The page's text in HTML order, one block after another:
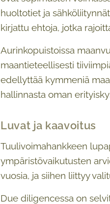
huoltotiet ja
kirjattu ehtoja, jotka
Aurinkopuistoissa
maantieteellisesti
edellyttää kymmeniä
hallinnasta oman
Luvat ja kaavoitus
Tuulivoimahankkeen
ympäristövaikutusten
vuosia, ja siihen liittyy
Due diligencessa on